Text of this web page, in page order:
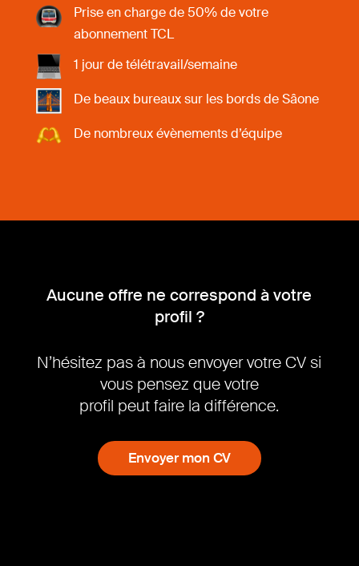
Prise en charge de 50% de votre
abonnement TCL
1 jour de télétravail/semaine
De beaux bureaux sur les bords de Sâone
De nombreux évènements d’équipe
Aucune offre ne correspond à votre
profil ?
N’hésitez pas à nous envoyer votre CV si
vous pensez que votre
profil peut faire la différence.
Envoyer mon CV